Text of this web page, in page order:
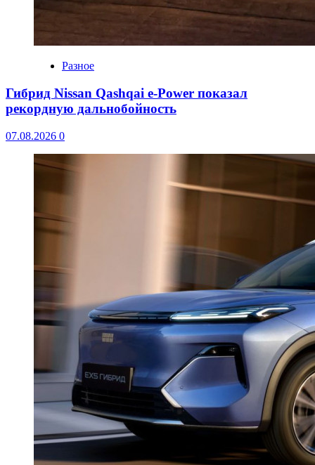
Разное
Гибрид Nissan Qashqai e-Power показал
рекордную дальнобойность
07.08.2026 0